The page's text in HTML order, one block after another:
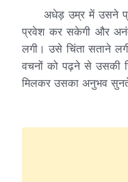
अधेड़ उम्र में उसने
प्रवेश कर सकेगी और
लगी। उसे चिंता सताने
वचनों को पढ़ने से उसकी
मिलकर उसका अनुभव